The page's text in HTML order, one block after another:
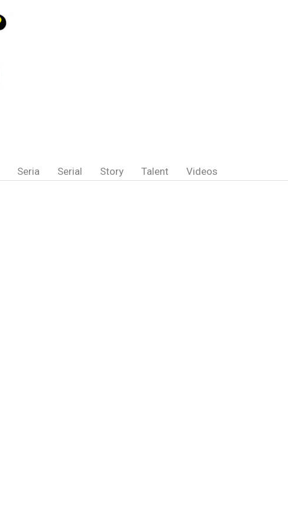
Seria Serial Story Talent Videos